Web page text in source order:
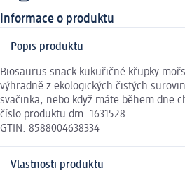
Informace o produktu
Popis produktu
Biosaurus snack kukuřičné křupky
výhradně z ekologických čistých
svačinka, nebo když máte během dne
číslo produktu dm: 1631528
GTIN: 8588004638334
Vlastnosti produktu